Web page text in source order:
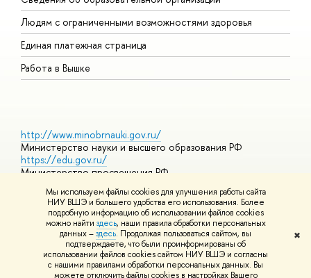
Мы используем файлы cookies для улучшения работы сайта
НИУ ВШЭ и большего удобства его использования. Более
подробную информацию об использовании файлов cookies
можно найти здесь, наши правила обработки персональных
данных –здесь. Продолжая пользоваться сайтом, вы
подтверждаете, что были проинформированы об
использовании файлов cookies сайтом НИУ ВШЭ и согласны
с нашими правилами обработки персональных данных. Вы
можете отключить файлы cookies в настройках Вашего
✖
Людям с ограниченными возможностями здоровья
Единая платежная страница
Работа в Вышке
http://www.minobrnauki.gov.ru/
Министерство науки и высшего образования РФ
https://edu.gov.ru/
Министерство просвещения РФ
https://elearning.hse.ru/mooc
Массовые открытые онлайн-курсы
© НИУ ВШЭ 1993–2026 Адреса и контактыУсловия
использования материалов Политика конфиденциальности
Шрифты HSE Sans и HSE Slab разработаны вШколе дизайна НИУ